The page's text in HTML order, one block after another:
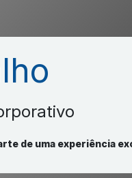
de uma experiência